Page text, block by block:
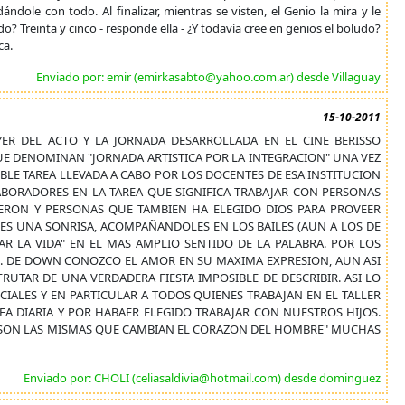
con todo. Al finalizar, mientras se visten, el Genio la mira y le
Treinta y cinco - responde ella - ¿Y todavía cree en genios el boludo?
Enviado por: emir (emirkasabto@yahoo.com.ar) desde Villaguay
15-10-2011
DEL ACTO Y LA JORNADA DESARROLLADA EN EL CINE BERISSO
DENOMINAN "JORNADA ARTISTICA POR LA INTEGRACION" UNA VEZ
TAREA LLEVADA A CABO POR LOS DOCENTES DE ESA INSTITUCION
EN LA TAREA QUE SIGNIFICA TRABAJAR CON PERSONAS
Y PERSONAS QUE TAMBIEN HA ELEGIDO DIOS PARA PROVEER
UNA SONRISA, ACOMPAÑANDOLES EN LOS BAILES (AUN A LOS DE
LA VIDA" EN EL MAS AMPLIO SENTIDO DE LA PALABRA. POR LOS
DOWN CONOZCO EL AMOR EN SU MAXIMA EXPRESION, AUN ASI
DE UNA VERDADERA FIESTA IMPOSIBLE DE DESCRIBIR. ASI LO
Y EN PARTICULAR A TODOS QUIENES TRABAJAN EN EL TALLER
DIARIA Y POR HABAER ELEGIDO TRABAJAR CON NUESTROS HIJOS.
LAS MISMAS QUE CAMBIAN EL CORAZON DEL HOMBRE" MUCHAS
Enviado por: CHOLI (celiasaldivia@hotmail.com) desde dominguez